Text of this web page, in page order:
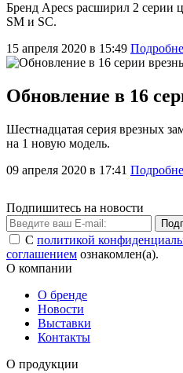
Бренд Apecs расширил 2 серии
SM и SC.
15 апреля 2020 в 15:49
Обновление в 16
Шестнадцатая серия врезных
на 1 новую модель.
09 апреля 2020 в 17:41
Подпишитесь на новости
С политикой
соглашением ознакомлен(а).
О компании
О бренде
Новости
Выставки
Контакты
О продукции